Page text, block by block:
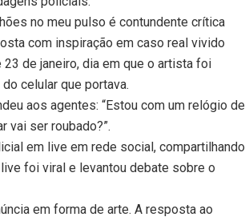
no meu pulso é contundente crítica
com inspiração em caso real vivido
de janeiro, dia em que o artista foi
celular que portava.
aos agentes: “Estou com um relógio de
vai ser roubado?”.
em live em rede social, compartilhando
foi viral e levantou debate sobre o
em forma de arte. A resposta ao